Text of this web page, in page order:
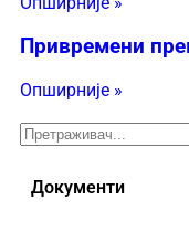
Привремени
Опширније »
Документи